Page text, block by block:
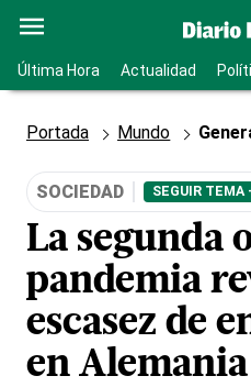
Última Hora Actualidad
Portada Mundo
SOCIEDAD SEGUIR TEMA
La segunda
pandemia
escasez de
en Alemania